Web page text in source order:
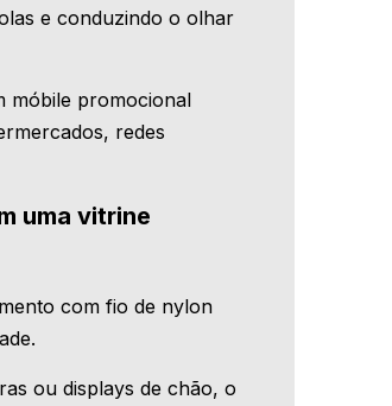
e conduzindo o olhar
móbile promocional
redes
uma vitrine
com fio de nylon
ou displays de chão, o